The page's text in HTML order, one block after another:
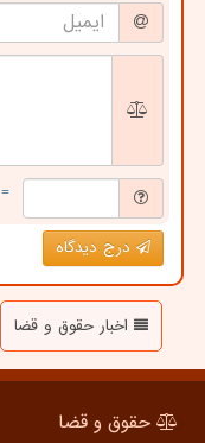
= ۴
درج دیدگاه
اخبار حقوق و قضا
حقوق و قضا